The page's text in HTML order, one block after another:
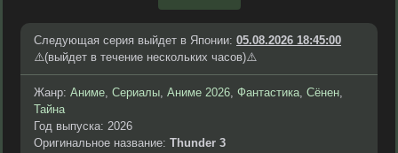
Следующая серия выйдет в Японии: 05.08.2026 18:45:00
⚠️(выйдет в течение нескольких часов)⚠️
Жанр: Аниме, Сериалы, Аниме 2026, Фантастика, Сёнен,
Тайна
Год выпуска: 2026
Оригинальное название: Thunder 3